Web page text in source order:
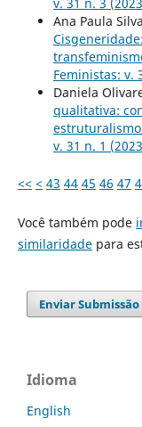
Ana Paula
Feministas: v.
Daniela
qualitativa:
v. 31 n. 1
<< < 43 44 45 46 47
Você também pode
similaridadepara
Enviar Submissão
Idioma
English